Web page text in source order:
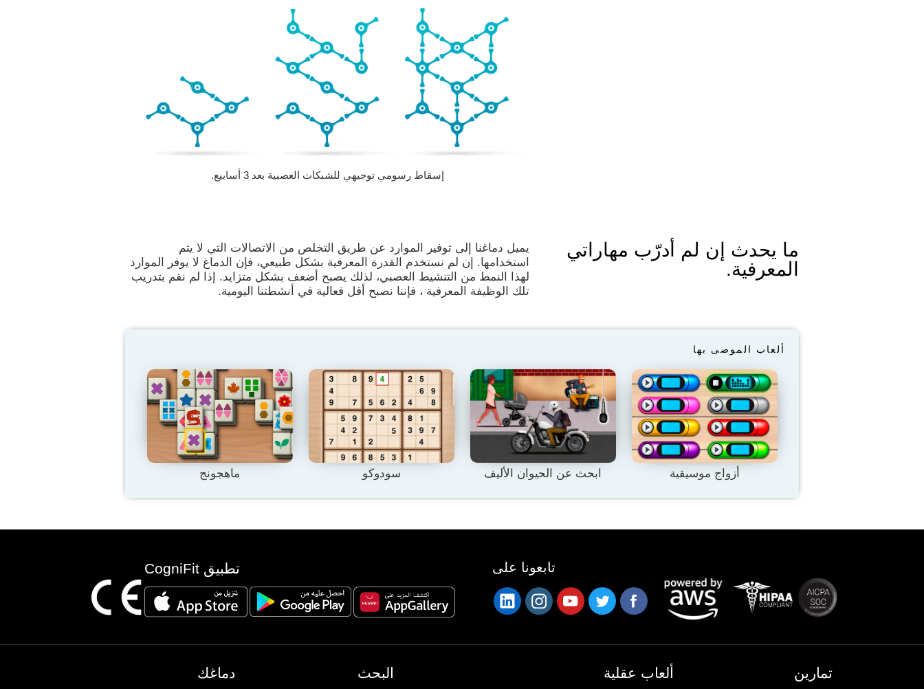
إسقاط رسومي توجيهي للشبكات العصبية بعد 3 أسابيع.
ما يحدث إن لم أدرّب مهاراتي
المعرفية.
يميل دماغنا إلى توفير الموارد عن طريق التخلص من الاتصالات التي لا يتم
استخدامها. إن لم نستخدم القدرة المعرفية بشكل طبيعي، فإن الدماغ لا يوفر الموارد
لهذا النمط من التنشيط العصبي، لذلك يصبح أضعف بشكل متزايد. إذا لم نقم بتدريب
تلك الوظيفة المعرفية ، فإننا نصبح أقل فعالية في أنشطتنا اليومية.
ألعاب الموصى بها
أزواج موسيقية ابحث عن الحيوان الأليف سودوكو ماهجونج
تطبيق CogniFit تابعونا على
دماغك البحث ألعاب عقلية تمارين